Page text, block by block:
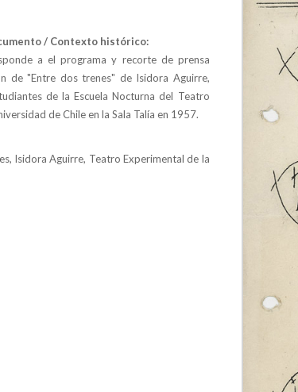
/ Contexto histórico:
a el programa y recorte de prensa
de "Entre dos trenes" de Isidora Aguirre,
de la Escuela Nocturna del Teatro
de Chile en la Sala Talía en 1957.
Isidora Aguirre, Teatro Experimental de la